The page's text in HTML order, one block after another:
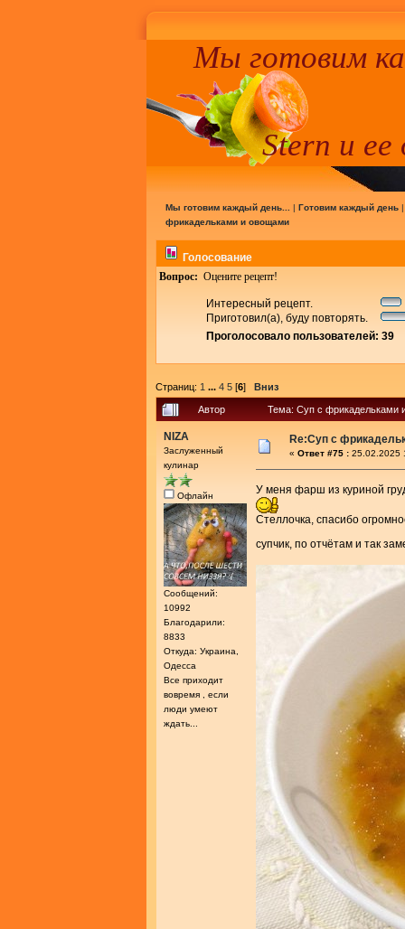
Мы готовим
Stern и ее
Мы готовим каждый день... | Готовим каждый день
фрикадельками и овощами
Голосование
Вопрос: Оцените рецепт!
Интересный рецепт.
Приготовил(а), буду повторять.
Проголосовало пользователей: 39
Страниц: 1 ... 4 5 [6] Вниз
Автор Тема: Суп с фрикадельками
NIZA
Заслуженный
кулинар
Офлайн
Сообщений:
10992
Благодарили:
8833
Откуда: Украина,
Одесса
Все приходит
вовремя , если
люди умеют
ждать...
Re:Суп с
« Ответ #75 : 25.02.2025
У меня фарш из куриной
Стеллочка, спасибо
супчик, по отчётам и так